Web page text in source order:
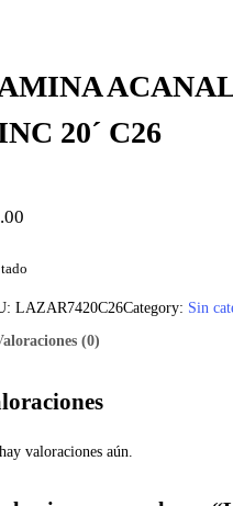
20´ C26
LAZAR7420C26Category: Sin
(0)
valoraciones aún.